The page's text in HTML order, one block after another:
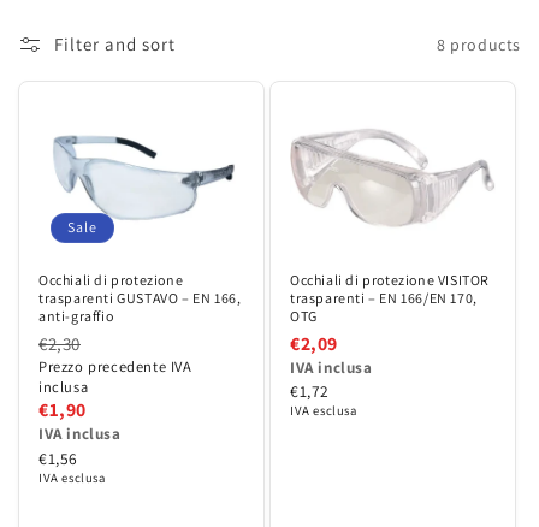
c
t
Filter and sort 8 products
Sale
Occhiali di protezione
trasparenti GUSTAVO – EN 166,
anti-graffio
€2,30
Prezzo precedente IVA
inclusa
€1,90
IVA inclusa
€1,56
IVA esclusa
Occhiali di protezione VISITOR
trasparenti – EN 166/EN 170,
OTG
€2,09
IVA inclusa
€1,72
IVA esclusa